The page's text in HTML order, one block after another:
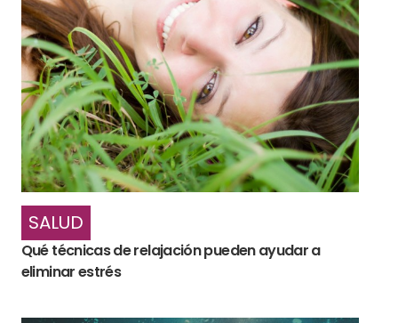
SALUD
Qué técnicas de relajación pueden ayudar a
eliminar estrés